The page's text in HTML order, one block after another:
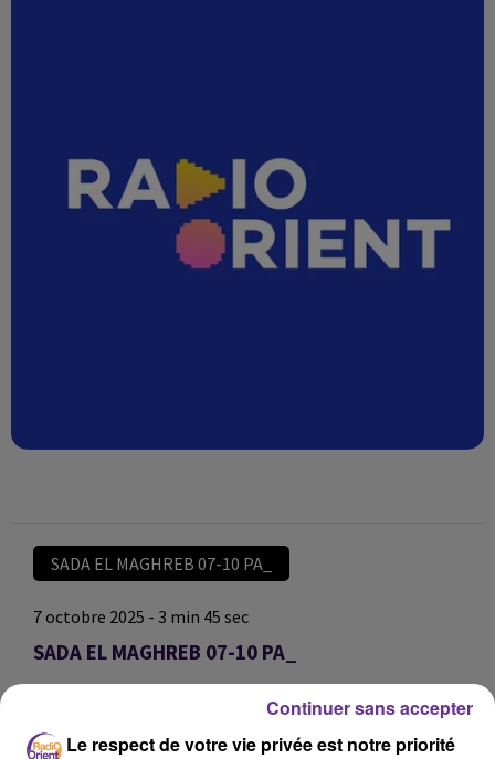
SADA EL MAGHREB 07-10 PA_
7 octobre 2025 - 3 min 45 sec
SADA EL MAGHREB 07-10 PA_
SADA EL MAGHREB 07-10 PA_
Le respect de votre vie privée est notre priorité
Continuer sans accepter